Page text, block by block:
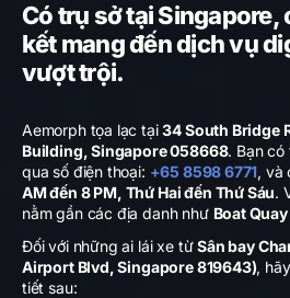
Có trụ sở tại Singapore,
kết mang đến dịch vụ
vượt trội.
Aemorph tọa lạc tại34 South Bridge
Building, Singapore 058668. Bạn có
qua số điện thoại: +65 8598 6771, và
AM đến 8 PM, Thứ Hai đến Thứ Sáu.
nằm gần các địa danh như Boat Quay
Đối với những ai lái xe từSân bay
Airport Blvd, Singapore 819643),
tiết sau: